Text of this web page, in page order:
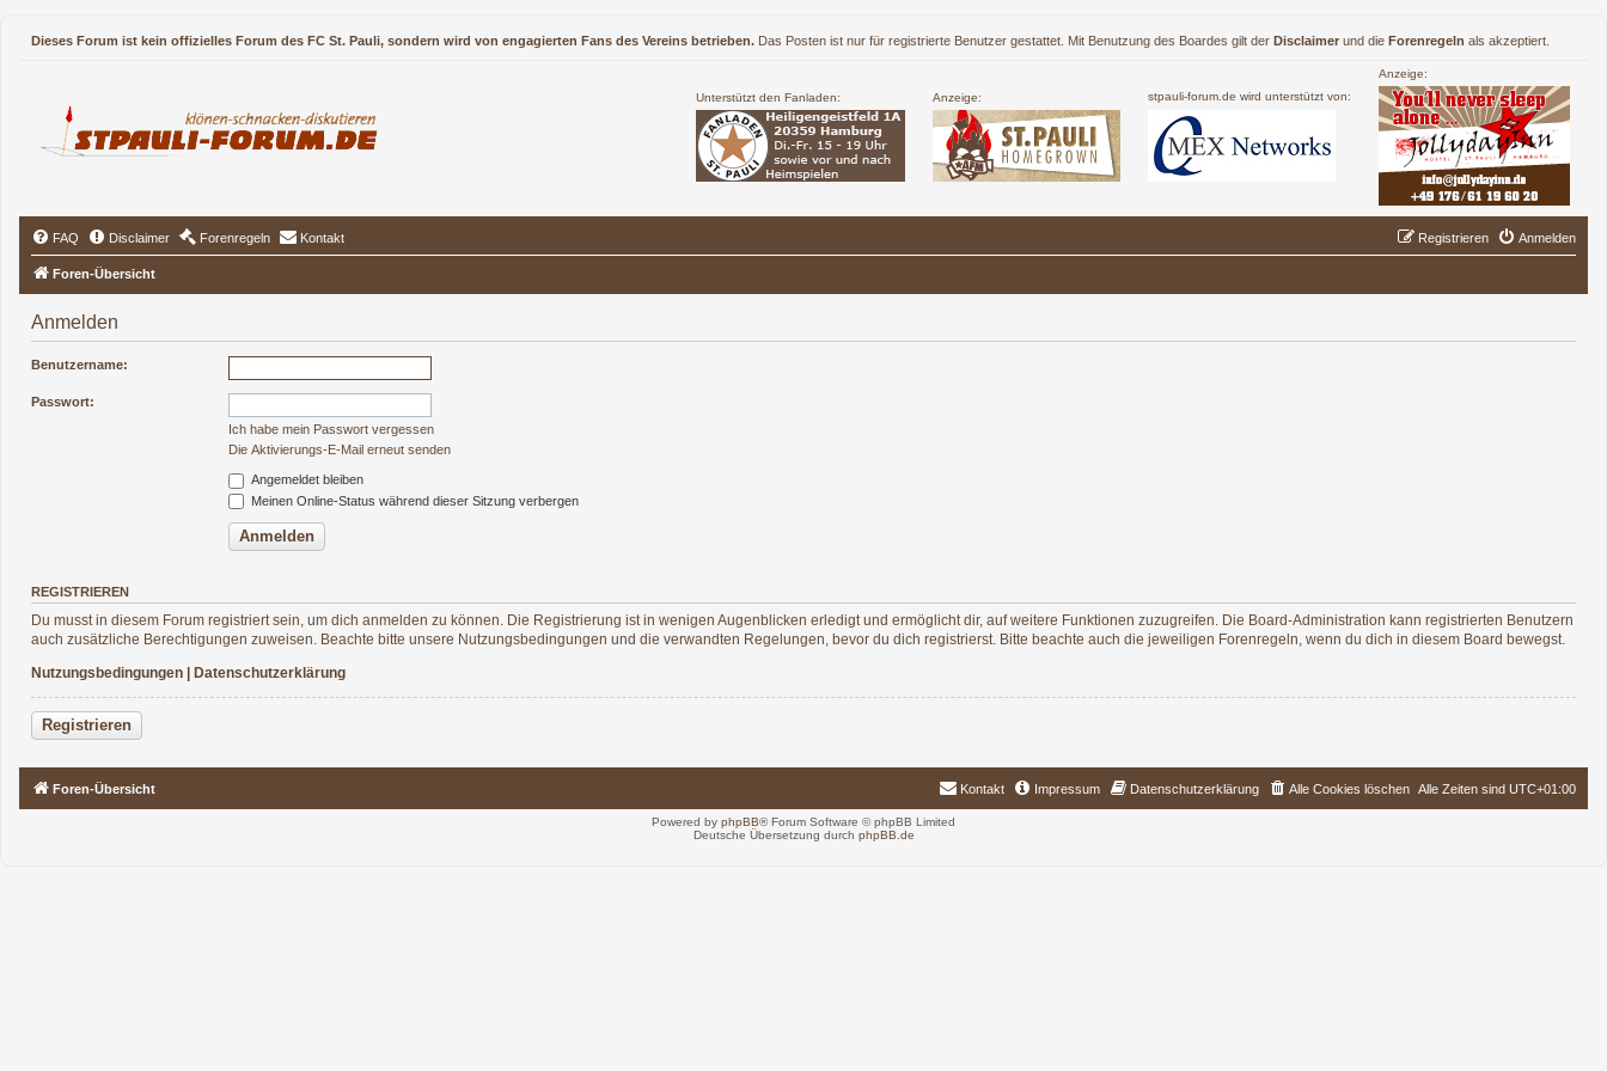
Dieses Forum ist kein offizielles Forum des FC St. Pauli, sondern wird von engagierten Fans des Vereins betrieben. Das Posten ist nur für registrierte Benutzer gestattet. Mit Benutzung des Boardes gilt der Disclaimer und die Forenregeln als akzeptiert.
Unterstützt den Fanladen: Anzeige: stpauli-forum.de wird unterstützt von:
Anzeige:
FAQ Disclaimer Forenregeln Kontakt Anmelden
Registrieren
Foren-Übersicht
Anmelden
Benutzername:
Passwort:
Ich habe mein Passwort vergessen
Die Aktivierungs-E-Mail erneut senden
Angemeldet bleiben
Meinen Online-Status während dieser Sitzung verbergen
REGISTRIEREN
Du musst in diesem Forum registriert sein, um dich anmelden zu können. Die Registrierung ist in wenigen Augenblicken erledigt und ermöglicht dir, auf weitere Funktionen zuzugreifen. Die Board-Administration kann registrierten Benutzern
auch zusätzliche Berechtigungen zuweisen. Beachte bitte unsere Nutzungsbedingungen und die verwandten Regelungen, bevor du dich registrierst. Bitte beachte auch die jeweiligen Forenregeln, wenn du dich in diesem Board bewegst.
Nutzungsbedingungen | Datenschutzerklärung
Registrieren
Foren-Übersicht Alle Zeiten sind UTC+01:00
Alle Cookies löschen
Datenschutzerklärung
Impressum
Kontakt
Powered by phpBB® Forum Software © phpBB Limited
Deutsche Übersetzung durch phpBB.de